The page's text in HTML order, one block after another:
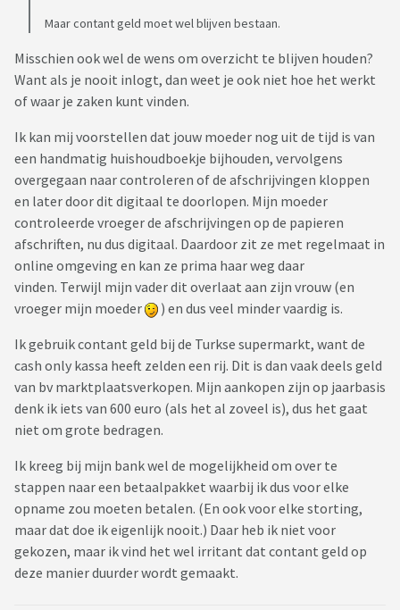
Maar contant geld moet wel blijven bestaan.
Misschien ook wel de wens om overzicht te blijven houden?
Want als je nooit inlogt, dan weet je ook niet hoe het werkt
of waar je zaken kunt vinden.
Ik kan mij voorstellen dat jouw moeder nog uit de tijd is van
een handmatig huishoudboekje bijhouden, vervolgens
overgegaan naar controleren of de afschrijvingen kloppen
en later door dit digitaal te doorlopen. Mijn moeder
controleerde vroeger de afschrijvingen op de papieren
afschriften, nu dus digitaal. Daardoor zit ze met regelmaat in
online omgeving en kan ze prima haar weg daar
vinden. Terwijl mijn vader dit overlaat aan zijn vrouw (en
vroeger mijn moeder
) en dus veel minder vaardig is.
Ik gebruik contant geld bij de Turkse supermarkt, want de
cash only kassa heeft zelden een rij. Dit is dan vaak deels geld
van bv marktplaatsverkopen. Mijn aankopen zijn op jaarbasis
denk ik iets van 600 euro (als het al zoveel is), dus het gaat
niet om grote bedragen.
Ik kreeg bij mijn bank wel de mogelijkheid om over te
stappen naar een betaalpakket waarbij ik dus voor elke
opname zou moeten betalen. (En ook voor elke storting,
maar dat doe ik eigenlijk nooit.) Daar heb ik niet voor
gekozen, maar ik vind het wel irritant dat contant geld op
deze manier duurder wordt gemaakt.